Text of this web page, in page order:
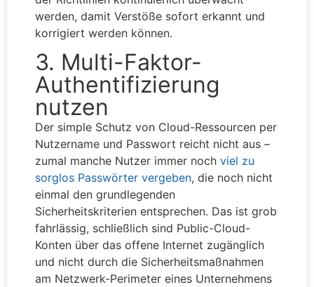
werden, damit Verstöße sofort erkannt und
korrigiert werden können.
3. Multi-Faktor-
Authentifizierung
nutzen
Der simple Schutz von Cloud-Ressourcen per
Nutzername und Passwort reicht nicht aus –
zumal manche Nutzer immer noch viel zu
sorglos Passwörter vergeben, die noch nicht
einmal den grundlegenden
Sicherheitskriterien entsprechen. Das ist grob
fahrlässig, schließlich sind Public-Cloud-
Konten über das offene Internet zugänglich
und nicht durch die Sicherheitsmaßnahmen
am Netzwerk-Perimeter eines Unternehmens